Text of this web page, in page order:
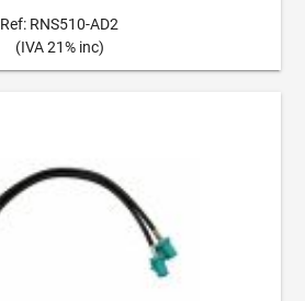
Ref: RNS510-AD2
(IVA 21% inc)